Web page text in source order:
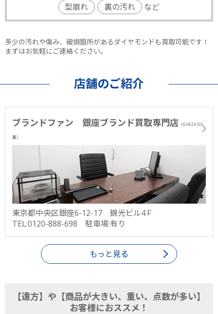
型崩れ
裏の汚れ など
多少の汚れや傷み、破損箇所があるダイヤモンドも買取可能です！
まずはお気軽にご連絡ください。
店舗のご紹介
ブランドファン 銀座ブランド買取専門店 （GINZA SIX
裏）
東京都中央区銀座6-12-17 錦光ビル4Ｆ
TEL:0120-888-698 駐車場:有り
もっと見る
【遠方】や【商品が大きい、重い、点数が多い】
お客様におススメ！